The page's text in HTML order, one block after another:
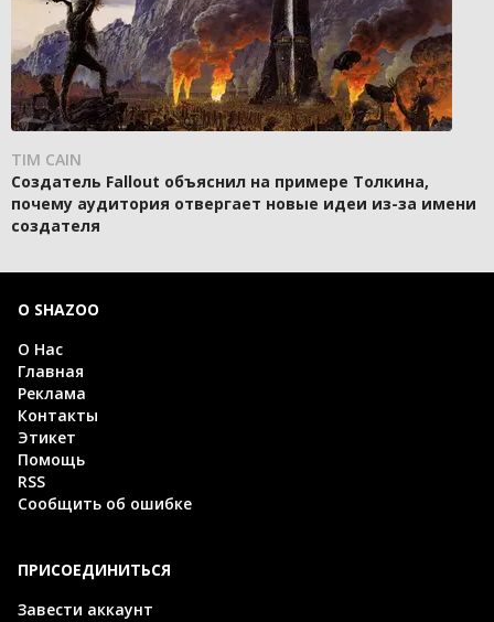
TIM CAIN
Создатель Fallout объяснил на примере Толкина,
почему аудитория отвергает новые идеи из-за имени
создателя
О SHAZOO
О Нас
Главная
Реклама
Контакты
Этикет
Помощь
RSS
Сообщить об ошибке
ПРИСОЕДИНИТЬСЯ
Завести аккаунт